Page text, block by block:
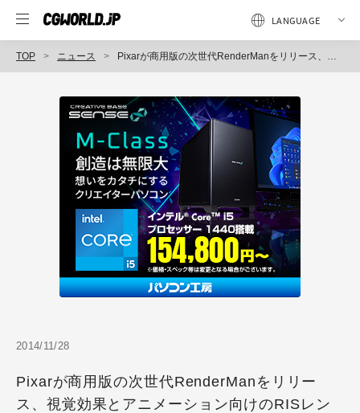
TOP ニュース Pixarが商用版の次世代RenderManをリリース、視覚効果とアニメーション向けのRISレンダリングフレームワークを導入（インディゾーン）
2014/11/28
Pixarが商用版の次世代RenderManをリリー
ス、視覚効果とアニメーション向けのRISレン